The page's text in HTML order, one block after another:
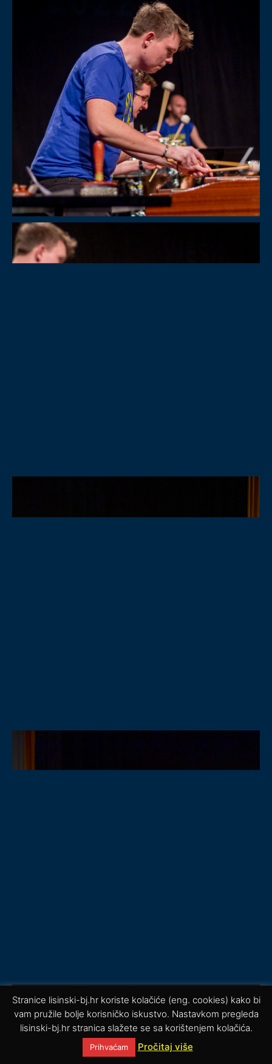
Stranice lisinski-bj.hr koriste kolačiće (eng. cookies) kako bi
vam pružile bolje korisničko iskustvo. Nastavkom pregleda
lisinski-bj.hr stranica slažete se sa korištenjem kolačića.
Prihvaćam Pročitaj više